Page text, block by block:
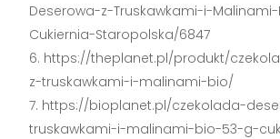
Deserowa-z-Truskawkami-i-
Cukiernia-Staropolska/6847
https://theplanet.pl/produkt/
z-truskawkami-i-malinami-bio/
https://bioplanet.pl/czekolada-
truskawkami-i-malinami-bio-53-g-